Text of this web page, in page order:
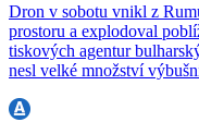
Dron v sobotu vnikl z
prostoru a explodoval
tiskových agentur
nesl velké množství